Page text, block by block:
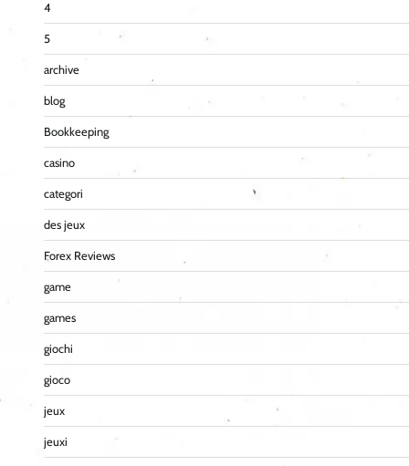
4
5
archive
blog
Bookkeeping
casino
categori
des jeux
Forex Reviews
game
games
giochi
gioco
jeux
jeuxi